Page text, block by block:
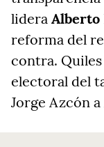
lidera Alberto
reforma del
contra.
electoral del
Jorge Azcón a